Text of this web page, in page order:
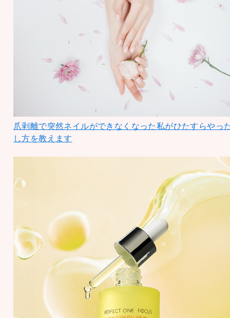
爪剥離で突然ネイルができなくなった私がひたすらやっ
し方を教えます